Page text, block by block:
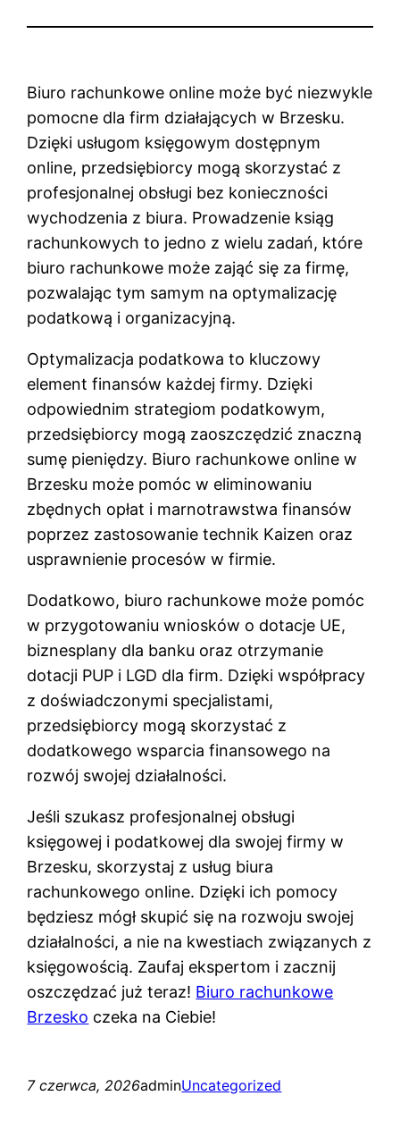
Biuro rachunkowe online może być niezwykle
pomocne dla firm działających w Brzesku.
Dzięki usługom księgowym dostępnym
online, przedsiębiorcy mogą skorzystać z
profesjonalnej obsługi bez konieczności
wychodzenia z biura. Prowadzenie ksiąg
rachunkowych to jedno z wielu zadań, które
biuro rachunkowe może zająć się za firmę,
pozwalając tym samym na optymalizację
podatkową i organizacyjną.
Optymalizacja podatkowa to kluczowy
element finansów każdej firmy. Dzięki
odpowiednim strategiom podatkowym,
przedsiębiorcy mogą zaoszczędzić znaczną
sumę pieniędzy. Biuro rachunkowe online w
Brzesku może pomóc w eliminowaniu
zbędnych opłat i marnotrawstwa finansów
poprzez zastosowanie technik Kaizen oraz
usprawnienie procesów w firmie.
Dodatkowo, biuro rachunkowe może pomóc
w przygotowaniu wniosków o dotacje UE,
biznesplany dla banku oraz otrzymanie
dotacji PUP i LGD dla firm. Dzięki współpracy
z doświadczonymi specjalistami,
przedsiębiorcy mogą skorzystać z
dodatkowego wsparcia finansowego na
rozwój swojej działalności.
Jeśli szukasz profesjonalnej obsługi
księgowej i podatkowej dla swojej firmy w
Brzesku, skorzystaj z usług biura
rachunkowego online. Dzięki ich pomocy
będziesz mógł skupić się na rozwoju swojej
działalności, a nie na kwestiach związanych z
księgowością. Zaufaj ekspertom i zacznij
oszczędzać już teraz! Biuro rachunkowe
Brzesko czeka na Ciebie!
7 czerwca, 2026adminUncategorized